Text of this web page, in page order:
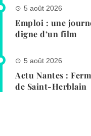
5 août 2026
Emploi : une
digne d’un film
5 août 2026
Actu Nantes :
de Saint-Herblain